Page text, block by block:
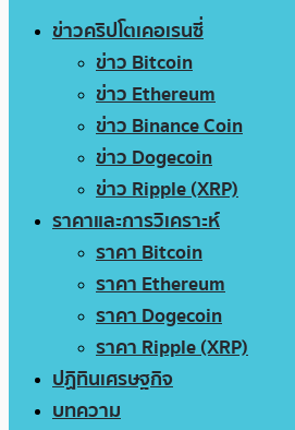
ข่าวคริปโตเคอเรนซี่
ข่าว Bitcoin
ข่าว Ethereum
ข่าว Binance Coin
ข่าว Dogecoin
ข่าว Ripple (XRP)
ราคาและการวิเคราะห์
ราคา Bitcoin
ราคา Ethereum
ราคา Dogecoin
ราคา Ripple (XRP)
ปฏิทินเศรษฐกิจ
บทความ